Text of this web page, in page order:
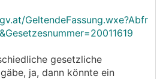
den eigenen Betrieb
steuerlich relevant.
GeltendeFassung.wxe?Abfr
gesetzliche
ja, dann könnte ein